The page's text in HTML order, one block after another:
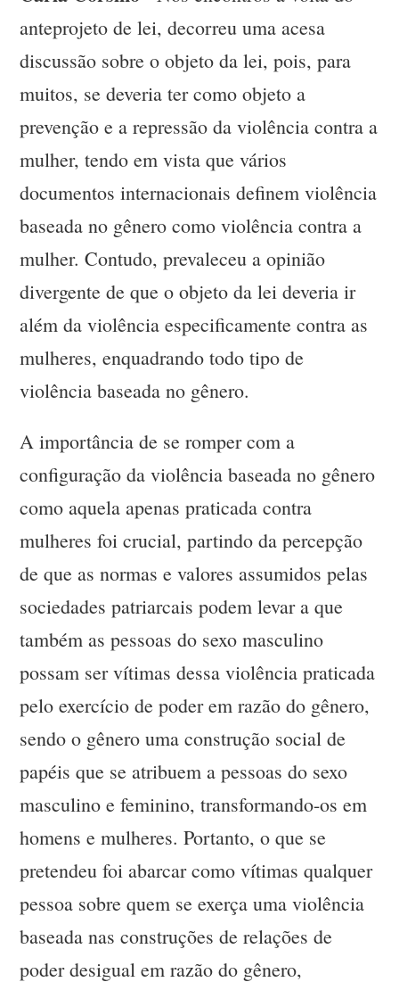
anteprojeto de lei, decorreu uma acesa
discussão sobre o objeto da lei, pois, para
muitos, se deveria ter como objeto a
prevenção e a repressão da violência contra a
mulher, tendo em vista que vários
documentos internacionais definem violência
baseada no gênero como violência contra a
mulher. Contudo, prevaleceu a opinião
divergente de que o objeto da lei deveria ir
além da violência especificamente contra as
mulheres, enquadrando todo tipo de
violência baseada no gênero.
A importância de se romper com a
configuração da violência baseada no gênero
como aquela apenas praticada contra
mulheres foi crucial, partindo da percepção
de que as normas e valores assumidos pelas
sociedades patriarcais podem levar a que
também as pessoas do sexo masculino
possam ser vítimas dessa violência praticada
pelo exercício de poder em razão do gênero,
sendo o gênero uma construção social de
papéis que se atribuem a pessoas do sexo
masculino e feminino, transformando-os em
homens e mulheres. Portanto, o que se
pretendeu foi abarcar como vítimas qualquer
pessoa sobre quem se exerça uma violência
baseada nas construções de relações de
poder desigual em razão do gênero,